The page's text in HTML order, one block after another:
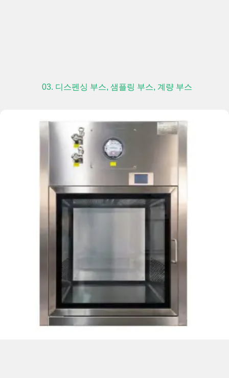
03. 디스펜싱 부스, 샘플링 부스, 계량 부스